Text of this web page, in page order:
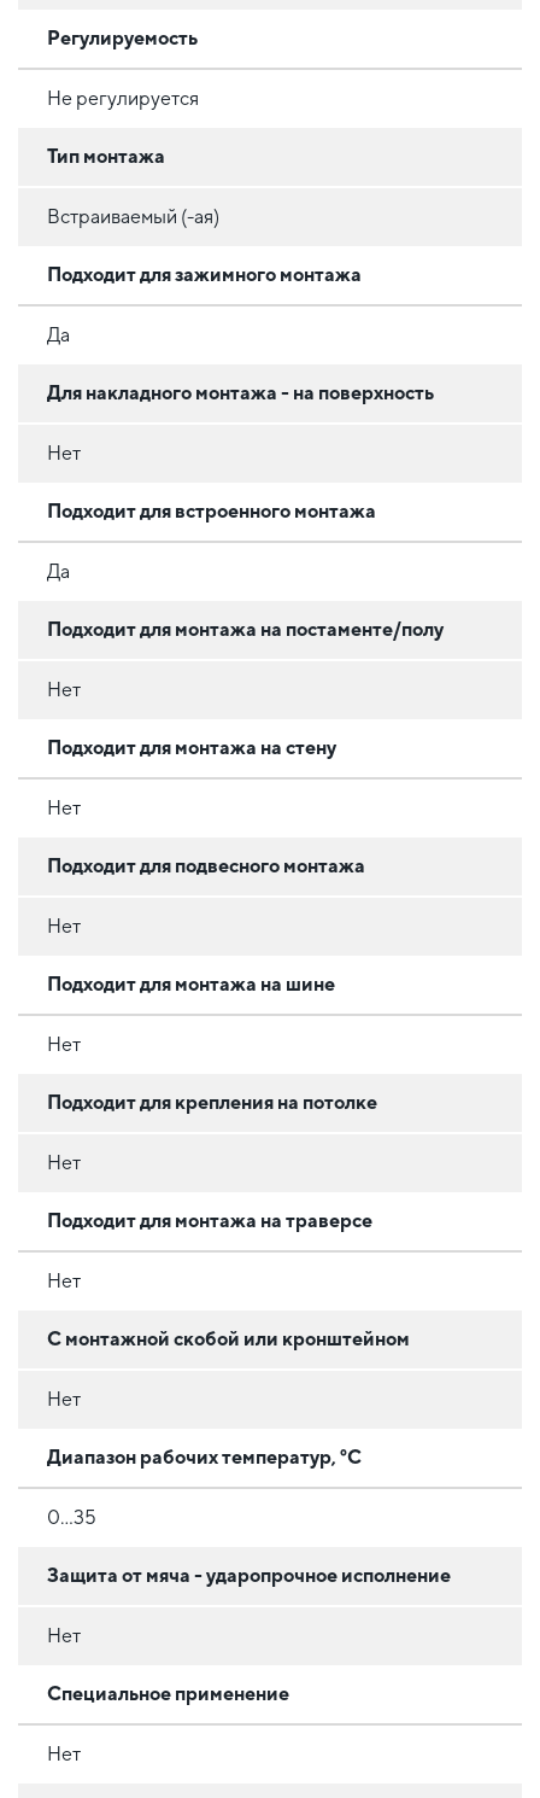
Регулируемость
Не регулируется
Тип монтажа
Встраиваемый (-ая)
Подходит для зажимного монтажа
Да
Для накладного монтажа - на поверхность
Нет
Подходит для встроенного монтажа
Да
Подходит для монтажа на постаменте/полу
Нет
Подходит для монтажа на стену
Нет
Подходит для подвесного монтажа
Нет
Подходит для монтажа на шине
Нет
Подходит для крепления на потолке
Нет
Подходит для монтажа на траверсе
Нет
С монтажной скобой или кронштейном
Нет
Диапазон рабочих температур, °C
0...35
Защита от мяча - ударопрочное исполнение
Нет
Специальное применение
Нет